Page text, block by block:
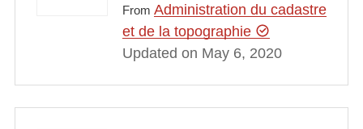
From Administration du cadastre
et de la topographie
Updated on May 6, 2020